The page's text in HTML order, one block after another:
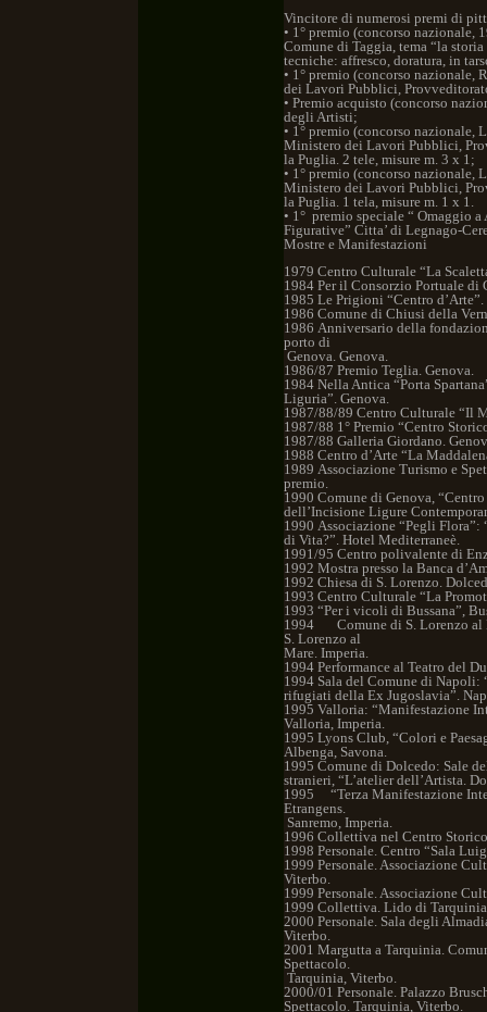
Vincitore di numerosi premi di
• 1° premio (concorso nazionale,
Comune di Taggia, tema “la
tecniche: affresco, doratura, in
• 1° premio (concorso nazionale,
dei Lavori Pubblici,
• Premio acquisto (concorso
degli Artisti;
• 1° premio (concorso nazionale,
Ministero dei Lavori Pubblici,
la Puglia. 2 tele, misure m. 3 x 1;
• 1° premio (concorso nazionale,
Ministero dei Lavori Pubblici,
la Puglia. 1 tela, misure m. 1 x 1.
• 1° premio speciale “ Omaggio
Figurative” Citta’ di Legnago-
Mostre e Manifestazioni
1979 Centro Culturale “La
1984 Per il Consorzio Portuale di
1985 Le Prigioni “Centro d’Arte”.
1986 Comune di Chiusi della
1986 Anniversario della
porto di
Genova. Genova.
1986/87 Premio Teglia. Genova.
1984 Nella Antica “Porta
Liguria”. Genova.
1987/88/89 Centro Culturale “Il
1987/88 1° Premio “Centro
1987/88 Galleria Giordano.
1988 Centro d’Arte “La
1989 Associazione Turismo e
premio.
1990 Comune di Genova,
dell’Incisione Ligure
1990 Associazione “Pegli
di Vita?”. Hotel Mediterraneè.
1991/95 Centro polivalente di
1992 Mostra presso la Banca
1992 Chiesa di S. Lorenzo.
1993 Centro Culturale “La
1993 “Per i vicoli di Bussana”,
1994 Comune di S. Lorenzo al
S. Lorenzo al
Mare. Imperia.
1994 Performance al Teatro del
1994 Sala del Comune di
rifugiati della Ex Jugoslavia”.
1995 Valloria: “Manifestazione
Valloria, Imperia.
1995 Lyons Club, “Colori e
Albenga, Savona.
1995 Comune di Dolcedo: Sale
stranieri, “L’atelier dell’Artista.
1995 “Terza Manifestazione
Etrangens.
Sanremo, Imperia.
1996 Collettiva nel Centro
1998 Personale. Centro “Sala
1999 Personale. Associazione
Viterbo.
1999 Personale. Associazione
1999 Collettiva. Lido di
2000 Personale. Sala degli
Viterbo.
2001 Margutta a Tarquinia.
Spettacolo.
Tarquinia, Viterbo.
2000/01 Personale. Palazzo
Spettacolo. Tarquinia, Viterbo.